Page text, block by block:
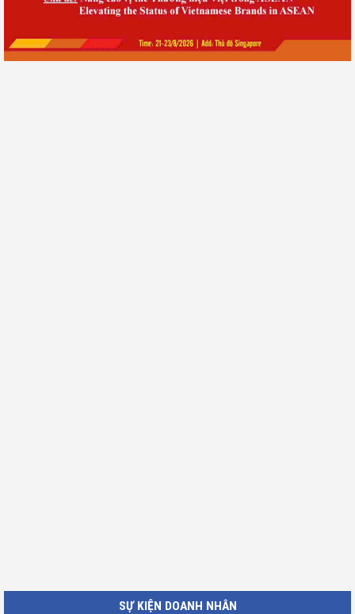
SỰ KIỆN DOANH NHÂN